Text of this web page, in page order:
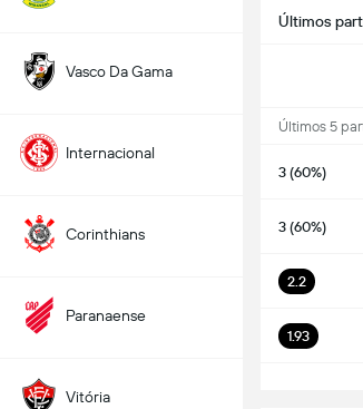
Vasco Da Gama
Internacional
Corinthians
Paranaense
Vitória
Últimos
Últimos 5
3 (60%)
3 (60%)
2.2
1.93